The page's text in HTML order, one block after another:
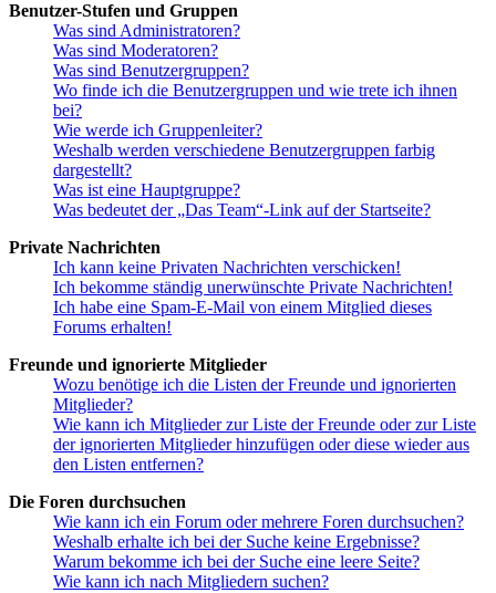
Benutzer-Stufen und Gruppen
Was sind Administratoren?
Was sind Moderatoren?
Was sind Benutzergruppen?
Wo finde ich die Benutzergruppen und wie trete ich ihnen
bei?
Wie werde ich Gruppenleiter?
Weshalb werden verschiedene Benutzergruppen farbig
dargestellt?
Was ist eine Hauptgruppe?
Was bedeutet der „Das Team“-Link auf der Startseite?
Private Nachrichten
Ich kann keine Privaten Nachrichten verschicken!
Ich bekomme ständig unerwünschte Private Nachrichten!
Ich habe eine Spam-E-Mail von einem Mitglied dieses
Forums erhalten!
Freunde und ignorierte Mitglieder
Wozu benötige ich die Listen der Freunde und ignorierten
Mitglieder?
Wie kann ich Mitglieder zur Liste der Freunde oder zur Liste
der ignorierten Mitglieder hinzufügen oder diese wieder aus
den Listen entfernen?
Die Foren durchsuchen
Wie kann ich ein Forum oder mehrere Foren durchsuchen?
Weshalb erhalte ich bei der Suche keine Ergebnisse?
Warum bekomme ich bei der Suche eine leere Seite?
Wie kann ich nach Mitgliedern suchen?